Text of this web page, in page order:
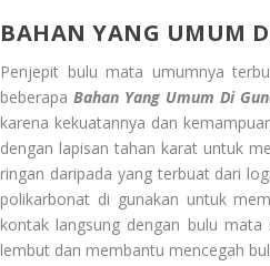
BAHAN YANG UMUM
Penjepit bulu mata umumnya
beberapaBahan Yang Umum Di
karena kekuatannya dan
dengan lapisan tahan karat untuk
ringan daripada yang terbuat dari
polikarbonat di gunakan untuk
kontak langsung dengan bulu
lembut dan membantu mencegah